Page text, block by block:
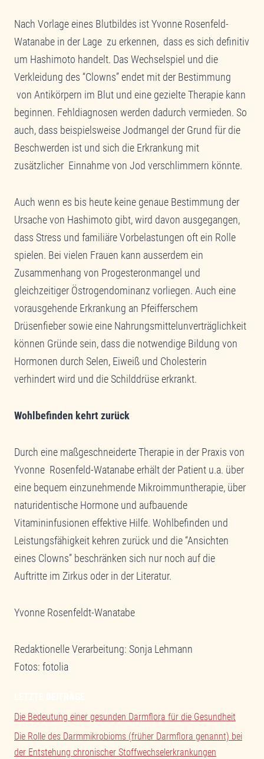
Nach Vorlage eines Blutbildes ist Yvonne Rosenfeld-
Watanabe in der Lage zu erkennen, dass es sich definitiv
um Hashimoto handelt. Das Wechselspiel und die
Verkleidung des “Clowns” endet mit der Bestimmung
von Antikörpern im Blut und eine gezielte Therapie kann
beginnen. Fehldiagnosen werden dadurch vermieden. So
auch, dass beispielsweise Jodmangel der Grund für die
Beschwerden ist und sich die Erkrankung mit
zusätzlicher Einnahme von Jod verschlimmern könnte.
Auch wenn es bis heute keine genaue Bestimmung der
Ursache von Hashimoto gibt, wird davon ausgegangen,
dass Stress und familiäre Vorbelastungen oft ein Rolle
spielen. Bei vielen Frauen kann ausserdem ein
Zusammenhang von Progesteronmangel und
gleichzeitiger Östrogendominanz vorliegen. Auch eine
vorausgehende Erkrankung an Pfeifferschem
Drüsenfieber sowie eine Nahrungsmittelunverträglichkeit
können Gründe sein, dass die notwendige Bildung von
Hormonen durch Selen, Eiweiß und Cholesterin
verhindert wird und die Schilddrüse erkrankt.
Wohlbefinden kehrt zurück
Durch eine maßgeschneiderte Therapie in der Praxis von
Yvonne Rosenfeld-Watanabe erhält der Patient u.a. über
eine bequem einzunehmende Mikroimmuntherapie, über
naturidentische Hormone und aufbauende
Vitamininfusionen effektive Hilfe. Wohlbefinden und
Leistungsfähigkeit kehren zurück und die “Ansichten
eines Clowns” beschränken sich nur noch auf die
Auftritte im Zirkus oder in der Literatur.
Yvonne Rosenfeldt-Wanatabe
Redaktionelle Verarbeitung: Sonja Lehmann
Fotos: fotolia
Die Bedeutung einer gesunden Darmflora für die Gesundheit
Die Rolle des Darmmikrobioms (früher Darmflora genannt) bei
der Entstehung chronischer Stoffwechselerkrankungen